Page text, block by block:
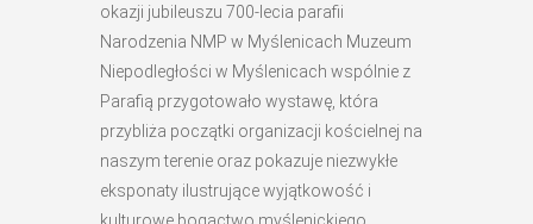
okazji jubileuszu 700-lecia parafii
Narodzenia NMP w Myślenicach Muzeum
Niepodległości w Myślenicach wspólnie z
Parafią przygotowało wystawę, która
przybliża początki organizacji kościelnej na
naszym terenie oraz pokazuje niezwykłe
eksponaty ilustrujące wyjątkowość i